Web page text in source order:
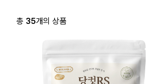
총 35개의 상품